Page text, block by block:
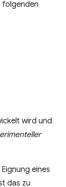
folgenden
wird und
eines
das zu